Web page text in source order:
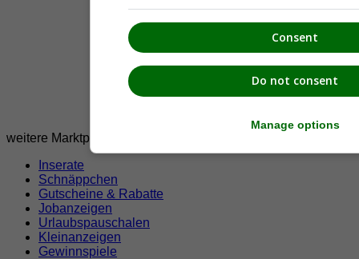
weitere Marktplätze
Inserate
Schnäppchen
Gutscheine & Rabatte
Jobanzeigen
Urlaubspauschalen
Kleinanzeigen
Gewinnspiele
Consent
Do not consent
Manage options